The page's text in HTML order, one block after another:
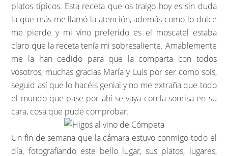
platos típicos. Esta receta que os traigo hoy es sin duda
la que más me llamó la atención, además como lo dulce
me pierde y mi vino preferido es el moscatel estaba
claro que la receta tenía mi sobresaliente. Amablemente
me la han cedido para que la comparta con todos
vosotros, muchas gracias María y Luis por ser como sois,
seguid así que lo hacéis genial y no me extraña que todo
el mundo que pase por ahí se vaya con la sonrisa en su
cara, cosa que pude comprobar.
Un fin de semana que la cámara estuvo conmigo todo el
día, fotografiando este bello lugar, sus platos, lugares,